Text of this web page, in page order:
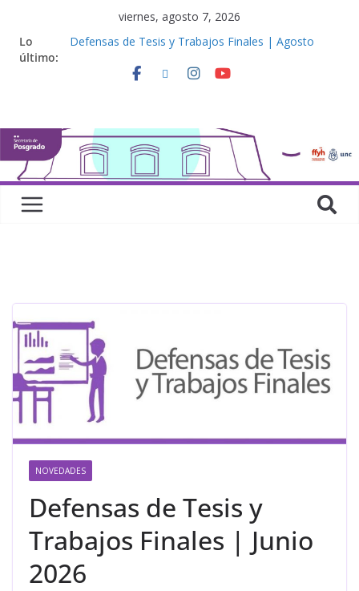
viernes, agosto 7, 2026
Lo
último:
Defensas de Tesis y Trabajos Finales | Agosto
Curso de doctorado. “Lógicas no clásicas desde
disciplina”
Curso de posgrado. Inglés. “Nivel 1”
Curso de doctorado “Mirar, juzgar, sentir”
NOVEDADES
Defensas de Tesis y
Trabajos Finales | Junio
2026